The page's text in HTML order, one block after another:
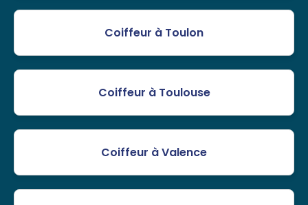
Coiffeur à Toulon
Coiffeur à Toulouse
Coiffeur à Valence